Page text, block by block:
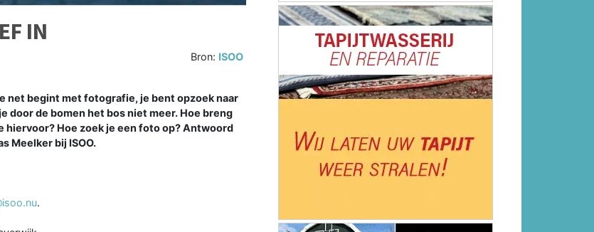
IN
Bron: ISOO
net begint met fotografie, je bent opzoek naar
door de bomen het bos niet meer. Hoe breng
Hoe zoek je een foto op? Antwoord
Meelker bij ISOO.
.